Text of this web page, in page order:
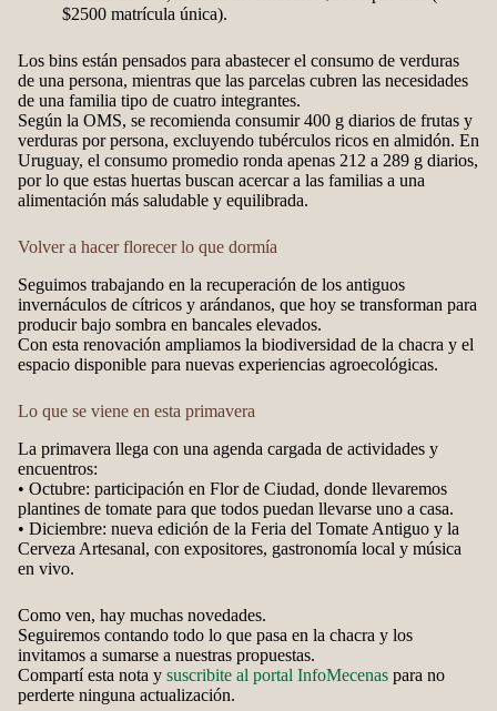
$2500 matrícula única).
Los bins están pensados para abastecer el consumo de verduras
de una persona, mientras que las parcelas cubren las necesidades
de una familia tipo de cuatro integrantes.
Según la OMS, se recomienda consumir 400 g diarios de frutas y
verduras por persona, excluyendo tubérculos ricos en almidón. En
Uruguay, el consumo promedio ronda apenas 212 a 289 g diarios,
por lo que estas huertas buscan acercar a las familias a una
alimentación más saludable y equilibrada.
Volver a hacer florecer lo que dormía
Seguimos trabajando en la recuperación de los antiguos
invernáculos de cítricos y arándanos, que hoy se transforman para
producir bajo sombra en bancales elevados.
Con esta renovación ampliamos la biodiversidad de la chacra y el
espacio disponible para nuevas experiencias agroecológicas.
Lo que se viene en esta primavera
La primavera llega con una agenda cargada de actividades y
encuentros:
• Octubre: participación en Flor de Ciudad, donde llevaremos
plantines de tomate para que todos puedan llevarse uno a casa.
• Diciembre: nueva edición de la Feria del Tomate Antiguo y la
Cerveza Artesanal, con expositores, gastronomía local y música
en vivo.
Como ven, hay muchas novedades.
Seguiremos contando todo lo que pasa en la chacra y los
invitamos a sumarse a nuestras propuestas.
Compartí esta nota y suscribite al portal InfoMecenas para no
perderte ninguna actualización.